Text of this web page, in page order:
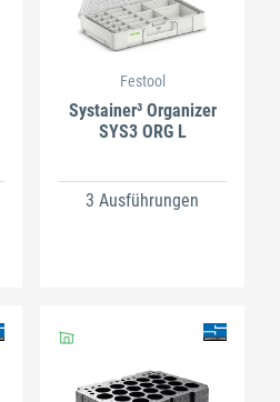
Festool
Systainer³ Organizer
SYS3 ORG L
3 Ausführungen